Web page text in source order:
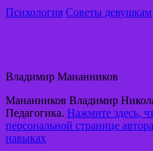
Психология Советы девушкам
Владимир Мананников
Мананников Владимир
Педагогика. Нажмите здесь,
персональной странице
навыках